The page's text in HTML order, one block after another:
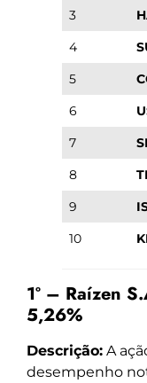
3
4
5
6
7
8
9
10
1º – Raízen
5,26%
Descrição: A
desempenho